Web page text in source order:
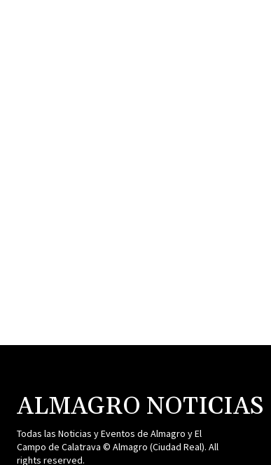
ALMAGRO NOTICIAS
Todas las Noticias y Eventos de Almagro y El
Campo de Calatrava © Almagro (Ciudad Real). All
rights reserved.